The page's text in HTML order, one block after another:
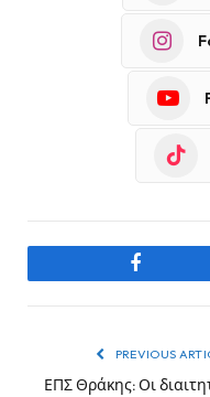
Facebook
PREVIOUS
ΕΠΣ Θράκης: Οι